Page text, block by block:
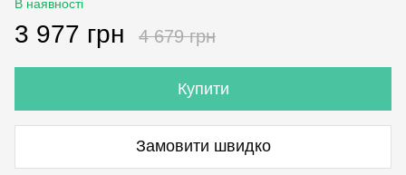
В наявності
3 977 грн 4 679 грн
Купити
Замовити швидко